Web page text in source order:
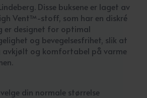
Disse buksene er laget av
Vent™-stoff, som har en diskré
er designet for optimal
og bevegelsesfrihet, slik at
avkjølt og komfortabel på varme
din normale størrelse